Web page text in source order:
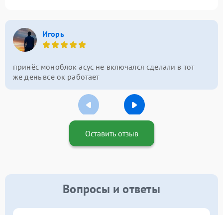
Игорь
принёс моноблок асус не включался сделали в тот
же день все ок работает
Оставить отзыв
Вопросы и ответы